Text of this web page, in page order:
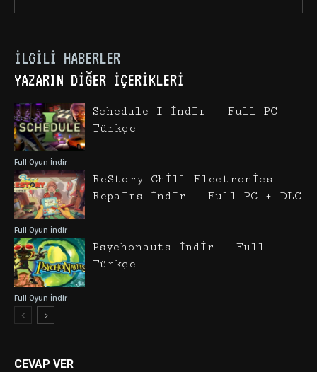
İLGILI HABERLER
YAZARIN DIĞER İÇERIKLERI
Full Oyun İndir
Schedule I İndir – Full PC
Türkçe
Full Oyun İndir
ReStory Chill Electronics
Repairs İndir – Full PC + DLC
Full Oyun İndir
Psychonauts İndir – Full
Türkçe
CEVAP VER